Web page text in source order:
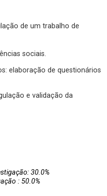
de um trabalho de
sociais.
elaboração de questionários
e validação da
30.0%
: 50.0%